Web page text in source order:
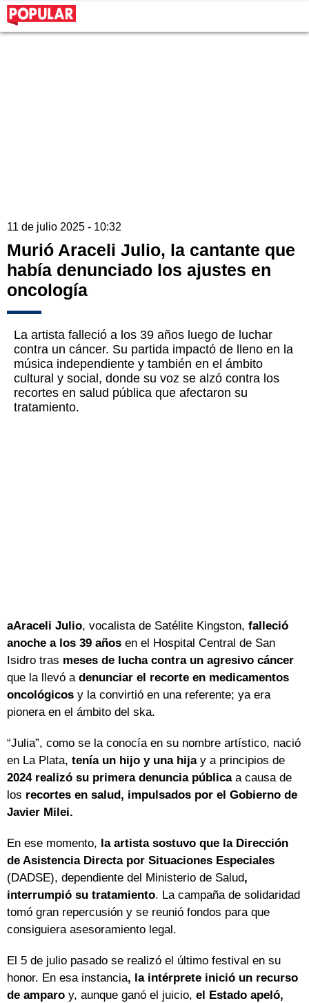
11 de julio 2025 - 10:32
Murió Araceli Julio, la cantante que
había denunciado los ajustes en
oncología
La artista falleció a los 39 años luego de luchar
contra un cáncer. Su partida impactó de lleno en la
música independiente y también en el ámbito
cultural y social, donde su voz se alzó contra los
recortes en salud pública que afectaron su
tratamiento.
aAraceli Julio, vocalista de Satélite Kingston, falleció
anoche a los 39 años en el Hospital Central de San
Isidro tras meses de lucha contra un agresivo cáncer
que la llevó adenunciar el recorte en medicamentos
oncológicos y la convirtió en una referente; ya era
pionera en el ámbito del ska.
“Julia”, como se la conocía en su nombre artístico, nació
en La Plata, tenía un hijo y una hijay a principios de
2024 realizó su primera denuncia pública a causa de
los recortes en salud, impulsados por el Gobierno de
Javier Milei.
En ese momento, la artista sostuvo que la Dirección
de Asistencia Directa por Situaciones Especiales
(DADSE), dependiente del Ministerio de Salud,
interrumpió su tratamiento. La campaña de solidaridad
tomó gran repercusión y se reunió fondos para que
consiguiera asesoramiento legal.
El 5 de julio pasado se realizó el último festival en su
honor. En esa instancia, la intérprete inició un recurso
de amparo y, aunque ganó el juicio, el Estado apeló,